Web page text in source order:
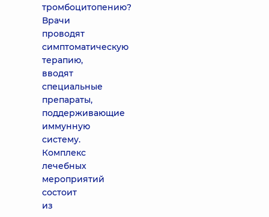
тромбоцитопению?
Врачи
проводят
симптоматическую
терапию,
вводят
специальные
препараты,
поддерживающие
иммунную
систему.
Комплекс
лечебных
мероприятий
состоит
из